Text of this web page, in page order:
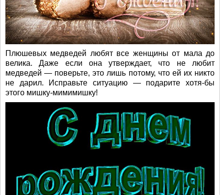
Плюшевых медведей любят все женщины от мала до
велика. Даже если она утверждает, что не любит
медведей — поверьте, это лишь потому, что ей их никто
не дарил. Исправьте ситуацию — подарите хотя-бы
этого мишку-мимимишку!